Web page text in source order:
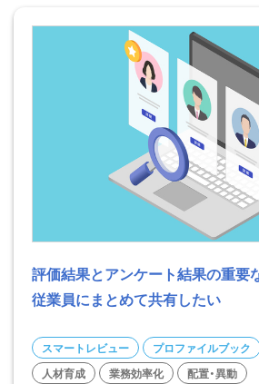
評価結果とアンケート結果の重要
従業員にまとめて共有したい
スマートレビュー プロファイルブック
人材育成
業務効率化 配置・異動